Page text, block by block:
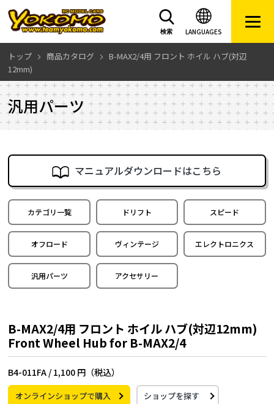
LANGUAGES
検索
トップ 商品カタログ
B-MAX2/4用 フロント ホイル ハブ(対辺
12mm)
汎用パーツ
マニュアルダウンロードはこちら
カテゴリ一覧 ドリフト スピード
オフロード ヴィンテージ エレクトロニクス
汎用パーツ アクセサリー
B-MAX2/4用 フロント ホイル ハブ(対辺12mm)
Front Wheel Hub for B-MAX2/4
B4-011FA / 1,100 円（税込）
オンラインショップで購入 ショップを探す